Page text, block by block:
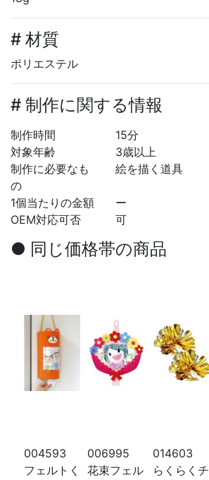
# 材質
ポリエステル
# 制作に関する情報
制作時間
15分
対象年齢
3歳以上
制作に必要なも
の
絵を描く道具
1個当たりの金額
ー
OEM対応可否
可
● 同じ価格帯の商品
004593
フェルトく
006995
花束フェル
014603
らくらくチ